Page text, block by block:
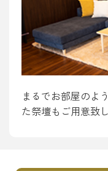
まるでお部屋のよ
た祭壇もご用意致